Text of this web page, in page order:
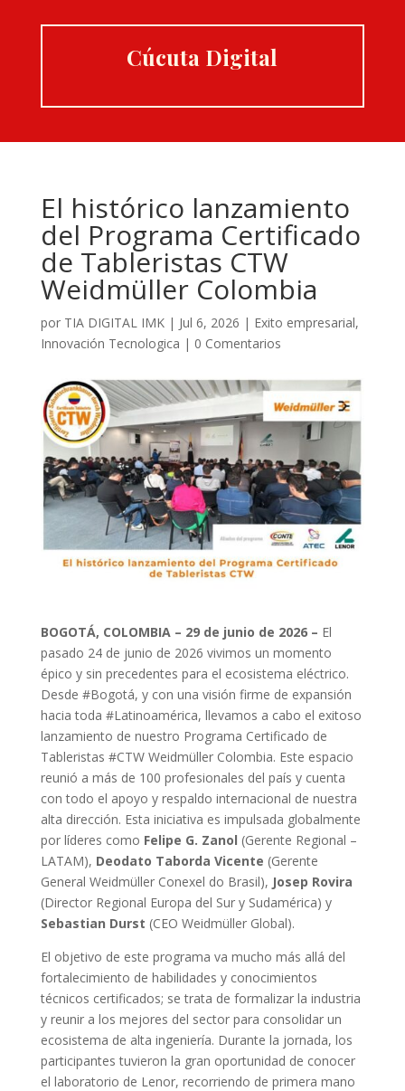
Cúcuta Digital
El histórico lanzamiento
del Programa Certificado
de Tableristas CTW
Weidmüller Colombia
por TIA DIGITAL IMK| Jul 6, 2026 | Exito empresarial,
Innovación Tecnologica | 0 Comentarios
BOGOTÁ, COLOMBIA – 29 de junio de 2026 – El
pasado 24 de junio de 2026 vivimos un momento
épico y sin precedentes para el ecosistema eléctrico.
Desde #Bogotá, y con una visión firme de expansión
hacia toda #Latinoamérica, llevamos a cabo el exitoso
lanzamiento de nuestro Programa Certificado de
Tableristas #CTW Weidmüller Colombia. Este espacio
reunió a más de 100 profesionales del país y cuenta
con todo el apoyo y respaldo internacional de nuestra
alta dirección. Esta iniciativa es impulsada globalmente
por líderes como Felipe G. Zanol (Gerente Regional –
LATAM), Deodato Taborda Vicente (Gerente
General Weidmüller Conexel do Brasil), Josep Rovira
(Director Regional Europa del Sur y Sudamérica) y
Sebastian Durst (CEO Weidmüller Global).
El objetivo de este programa va mucho más allá del
fortalecimiento de habilidades y conocimientos
técnicos certificados; se trata de formalizar la industria
y reunir a los mejores del sector para consolidar un
ecosistema de alta ingeniería. Durante la jornada, los
participantes tuvieron la gran oportunidad de conocer
el laboratorio de Lenor, recorriendo de primera mano